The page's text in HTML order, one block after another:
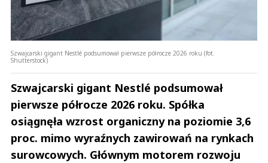
Szwajcarski gigant Nestlé podsumował pierwsze półrocze 2026 roku (fot.
Shutterstock)
Szwajcarski gigant Nestlé podsumował
pierwsze półrocze 2026 roku. Spółka
osiągnęła wzrost organiczny na poziomie 3,6
proc. mimo wyraźnych zawirowań na rynkach
surowcowych. Głównym motorem rozwoju